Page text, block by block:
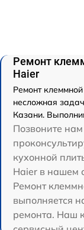
Ремонт
Haier
Ремонт
несложная
Казани.
Позвоните
кухонной
Haier в нашем
Ремонт
выполняется
ремонта. Наш